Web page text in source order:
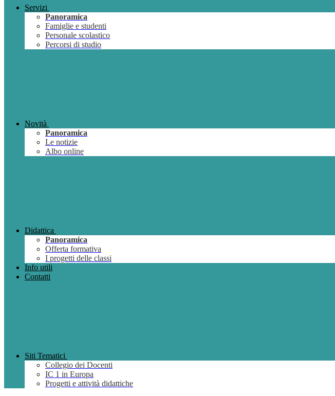
Servizi
Panoramica
Famiglie e studenti
Personale scolastico
Percorsi di studio
Novità
Panoramica
Le notizie
Albo online
Didattica
Panoramica
Offerta formativa
I progetti delle classi
Info utili
Contatti
Siti Tematici
Collegio dei Docenti
IC 1 in Europa
Progetti e attività didattiche